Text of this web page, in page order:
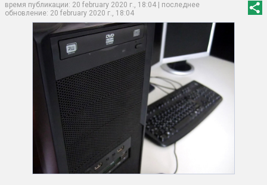
время публикации: 20 february 2020 г., 18:04 | последнее
обновление: 20 february 2020 г., 18:04